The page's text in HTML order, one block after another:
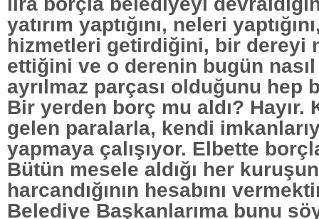
yatırım yaptığını, neleri
hizmetleri getirdiğini, bir dereyi
ettiğini ve o derenin bugün
ayrılmaz parçası olduğunu hep
Bir yerden borç mu aldı? Hayır.
gelen paralarla, kendi
yapmaya çalışıyor. Elbette
Bütün mesele aldığı her
harcandığının hesabını
Belediye Başkanlarıma bunu